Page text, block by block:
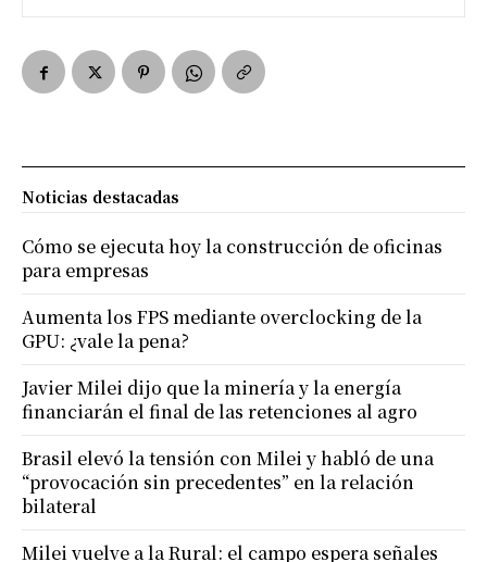
Noticias destacadas
Cómo se ejecuta hoy la construcción de oficinas
para empresas
Aumenta los FPS mediante overclocking de la
GPU: ¿vale la pena?
Javier Milei dijo que la minería y la energía
financiarán el final de las retenciones al agro
Brasil elevó la tensión con Milei y habló de una
“provocación sin precedentes” en la relación
bilateral
Milei vuelve a la Rural: el campo espera señales